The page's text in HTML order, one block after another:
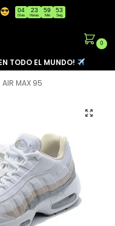
04
Días
23
Horas
59
Min
53
Seg
0
TODO EL MUNDO!
AIR MAX 95